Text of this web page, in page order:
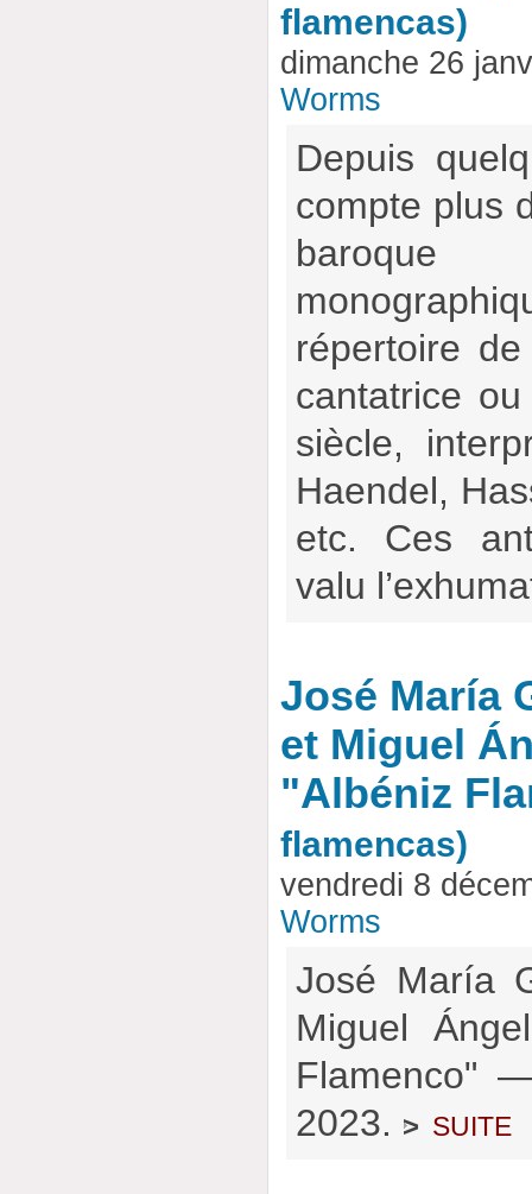
flamencas)
dimanche 26
Worms
Depuis
compte plus
répertoire
cantatrice
siècle,
Haendel,
etc. Ces
valu
José María
et Miguel
"Albéniz
flamencas)
vendredi 8
Worms
José María
Miguel
Flamenco"
2023. > suite